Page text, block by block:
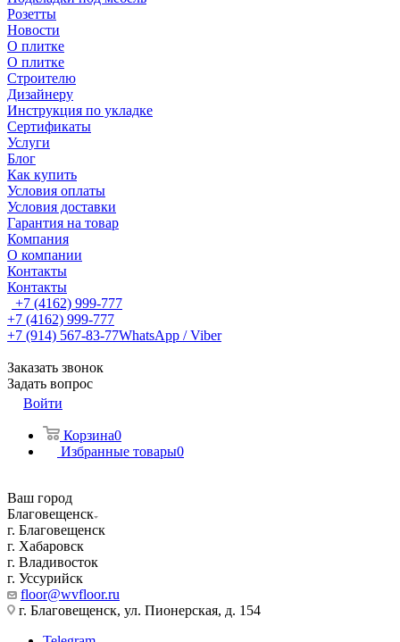
Розетты
Новости
О плитке
О плитке
Строителю
Дизайнеру
Инструкция по укладке
Сертификаты
Услуги
Блог
Как купить
Условия оплаты
Условия доставки
Гарантия на товар
Компания
О компании
Контакты
Контакты
+7 (4162) 999-777
+7 (4162) 999-777
+7 (914) 567-83-77WhatsApp / Viber
Заказать звонок
Задать вопрос
Войти
Корзина0
Избранные товары0
Ваш город
Благовещенск
г. Благовещенск
г. Хабаровск
г. Владивосток
г. Уссурийск
floor@wvfloor.ru
г. Благовещенск, ул. Пионерская, д. 154